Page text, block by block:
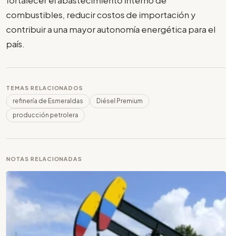
combustibles, reducir costos de importación y
contribuir a una mayor autonomía energética para el
país.
TEMAS RELACIONADOS
refinería de Esmeraldas
Diésel Premium
producción petrolera
NOTAS RELACIONADAS